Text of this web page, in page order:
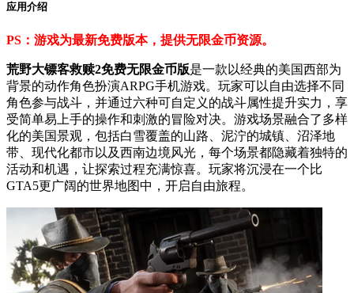
应用介绍
PS：游戏为最新免费版本，提供无限金币资源。
荒野大镖客救赎2免费无限金币版是一款以经典的美国西部为
背景的动作角色扮演ARPG手机游戏。玩家可以自由选择不同
角色参与战斗，并通过六种可自定义的战斗属性提升实力，享
受简单易上手的操作和刺激的冒险对决。游戏场景融合了多样
化的美国景观，包括白雪覆盖的山路、泥泞的城镇、沼泽地
带、现代化都市以及西南边境风光，每个场景都隐藏着独特的
活动和机遇，让探索过程充满惊喜。玩家将沉浸在一个比
GTA5更广阔的世界地图中，开启自由旅程。